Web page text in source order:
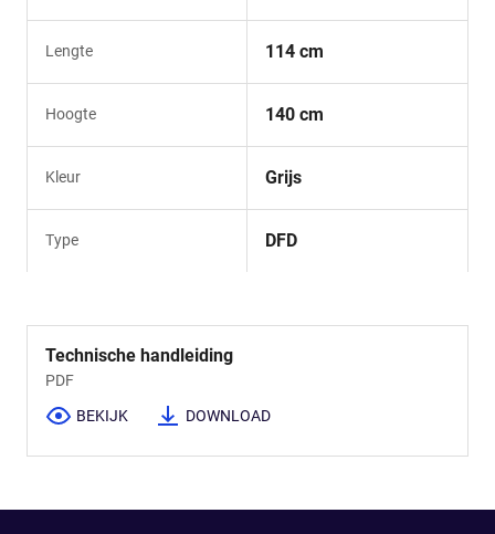
Lengte 114 cm
Hoogte 140 cm
Kleur Grijs
Type DFD
Technische handleiding
PDF
BEKIJK DOWNLOAD